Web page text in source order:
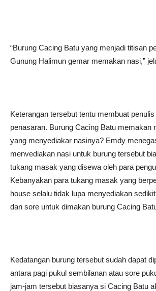
“Burung Cacing Batu yang menjadi titisan
Gunung Halimun gemar memakan nasi,”
Keterangan tersebut tentu membuat
penasaran. Burung Cacing Batu memakan
yang menyediakar nasinya? Emdy
menvediakan nasi untuk burung tersebut
tukang masak yang disewa oleh para
Kebanyakan para tukang masak yang
house selalu tidak lupa menyediakan
dan sore untuk dimakan burung Cacing
Kedatangan burung tersebut sudah dapat
antara pagi pukul sembilanan atau sore
jam-jam tersebut biasanya si Cacing Batu